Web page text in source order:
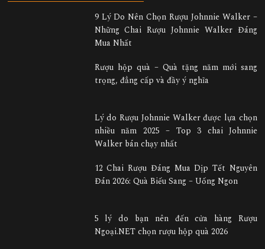
9 Lý Do Nên Chọn Rượu Johnnie Walker –
Những Chai Rượu Johnnie Walker Đáng
Mua Nhất
Rượu hộp quà – Quà tặng năm mới sang
trọng, đẳng cấp và đầy ý nghĩa
nhiều năm 2025 – Top 3 chai Johnnie
Walker bán chạy nhất
12 Chai Rượu Đáng Mua Dịp Tết Nguyên
Đán 2026: Quà Biếu Sang – Uống Ngon
Ngoại.NET chọn rượu hộp quà 2026